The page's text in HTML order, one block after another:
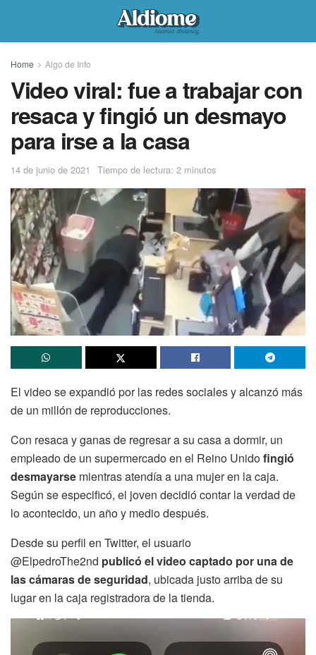
Home Algo de Info
Video viral: fue a trabajar con
resaca y fingió un desmayo
para irse a la casa
14 de junio de 2021 Tiempo de lectura: 2 minutos
El video se expandió por las redes sociales y alcanzó más
de un millón de reproducciones.
Con resaca y ganas de regresar a su casa a dormir, un
empleado de un supermercado en el Reino Unidofingió
desmayarse mientras atendía a una mujer en la caja.
Según se especificó, el joven decidió contar la verdad de
lo acontecido, un año y medio después.
Desde su perfil en Twitter, el usuario
@ElpedroThe2nd publicó el video captado por una de
las cámaras de seguridad, ubicada justo arriba de su
lugar en la caja registradora de la tienda.